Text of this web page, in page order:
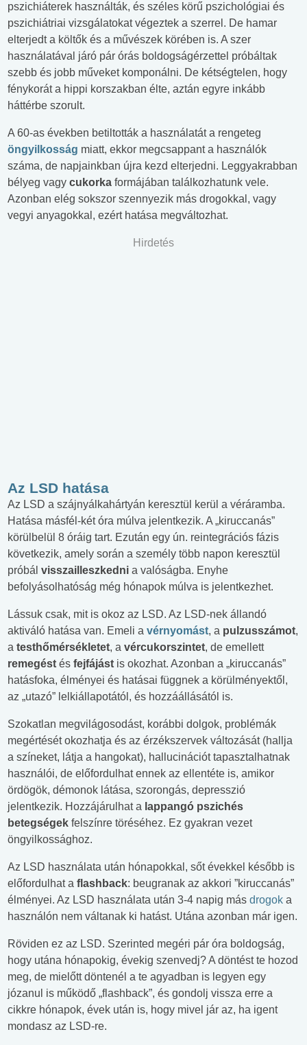
pszichiáterek használták, és széles körű pszichológiai és
pszichiátriai vizsgálatokat végeztek a szerrel. De hamar
elterjedt a költők és a művészek körében is. A szer
használatával járó pár órás boldogságérzettel próbáltak
szebb és jobb műveket komponálni. De kétségtelen, hogy
fénykorát a hippi korszakban élte, aztán egyre inkább
háttérbe szorult.
A 60-as években betiltották a használatát a rengeteg
öngyilkosság miatt, ekkor megcsappant a használók
száma, de napjainkban újra kezd elterjedni. Leggyakrabban
bélyeg vagy cukorka formájában találkozhatunk vele.
Azonban elég sokszor szennyezik más drogokkal, vagy
vegyi anyagokkal, ezért hatása megváltozhat.
Hirdetés
Az LSD hatása
Az LSD a szájnyálkahártyán keresztül kerül a véráramba.
Hatása másfél-két óra múlva jelentkezik. A „kiruccanás”
körülbelül 8 óráig tart. Ezután egy ún. reintegrációs fázis
következik, amely során a személy több napon keresztül
próbál visszailleszkedni a valóságba. Enyhe
befolyásolhatóság még hónapok múlva is jelentkezhet.
Lássuk csak, mit is okoz az LSD. Az LSD-nek állandó
aktiváló hatása van. Emeli a vérnyomást, a pulzusszámot,
a testhőmérsékletet, a vércukorszintet, de emellett
remegést és fejfájást is okozhat. Azonban a „kiruccanás”
hatásfoka, élményei és hatásai függnek a körülményektől,
az „utazó” lelkiállapotától, és hozzáállásától is.
Szokatlan megvilágosodást, korábbi dolgok, problémák
megértését okozhatja és az érzékszervek változását (hallja
a színeket, látja a hangokat), hallucinációt tapasztalhatnak
használói, de előfordulhat ennek az ellentéte is, amikor
ördögök, démonok látása, szorongás, depresszió
jelentkezik. Hozzájárulhat a lappangó pszichés
betegségek felszínre töréséhez. Ez gyakran vezet
öngyilkossághoz.
Az LSD használata után hónapokkal, sőt évekkel később is
előfordulhat a flashback: beugranak az akkori ”kiruccanás”
élményei. Az LSD használata után 3-4 napig más drogok a
használón nem váltanak ki hatást. Utána azonban már igen.
Röviden ez az LSD. Szerinted megéri pár óra boldogság,
hogy utána hónapokig, évekig szenvedj? A döntést te hozod
meg, de mielőtt döntenél a te agyadban is legyen egy
józanul is működő „flashback”, és gondolj vissza erre a
cikkre hónapok, évek után is, hogy mivel jár az, ha igent
mondasz az LSD-re.